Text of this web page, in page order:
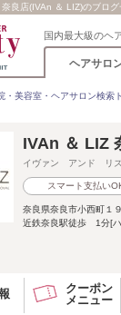
良店(IVAn ＆ LIZ)のブロ
国内最大級のヘ
ヘアサロ
・美容室・ヘアサロン検索
IVAn ＆ LIZ
イヴァン アンド リ
スマート支払い
奈良県奈良市小西町１
近鉄奈良駅徒歩 1分[ハ
クーポン
メニュー